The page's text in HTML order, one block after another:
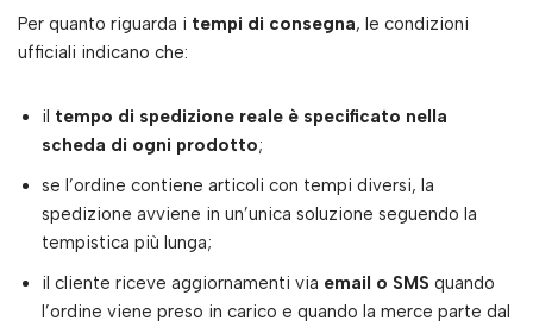
Per quanto riguarda i tempi di consegna, le condizioni
ufficiali indicano che:
il tempo di spedizione reale è specificato nella
scheda di ogni prodotto;
se l’ordine contiene articoli con tempi diversi, la
spedizione avviene in un’unica soluzione seguendo la
tempistica più lunga;
il cliente riceve aggiornamenti via email o SMS quando
l’ordine viene preso in carico e quando la merce parte dal